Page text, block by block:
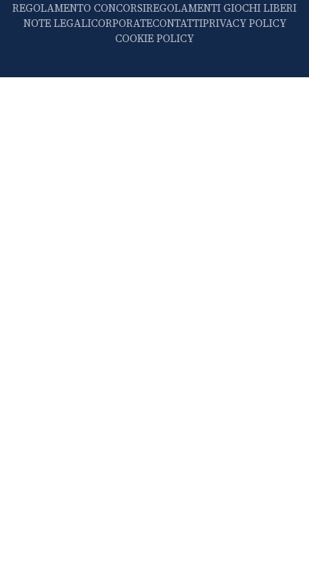
REGOLAMENTO CONCORSIREGOLAMENTI GIOCHI LIBERI
NOTE LEGALICORPORATECONTATTIPRIVACY POLICY
COOKIE POLICY